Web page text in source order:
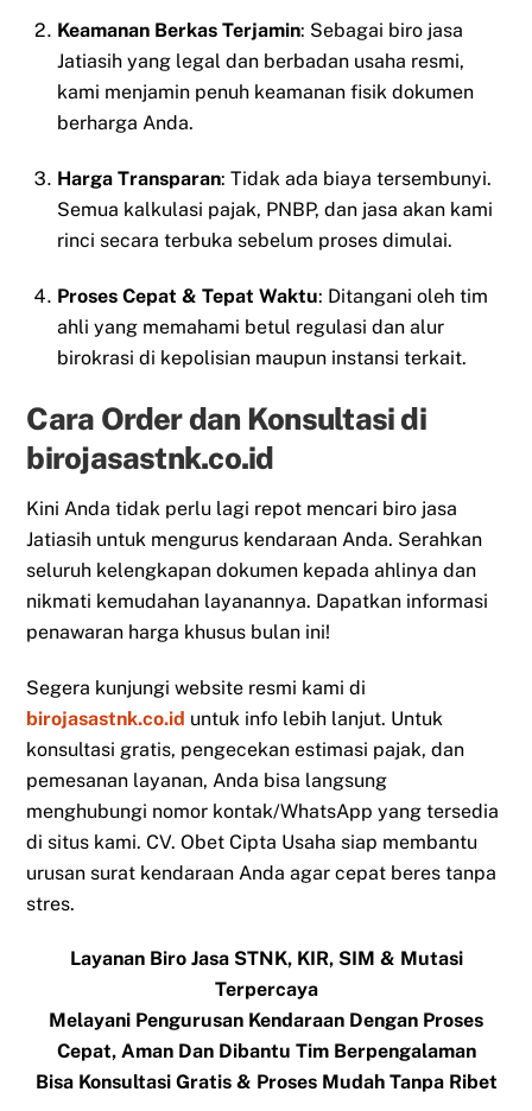
Keamanan Berkas Terjamin: Sebagai biro jasa
Jatiasih yang legal dan berbadan usaha resmi,
kami menjamin penuh keamanan fisik dokumen
berharga Anda.
Harga Transparan: Tidak ada biaya tersembunyi.
Semua kalkulasi pajak, PNBP, dan jasa akan kami
rinci secara terbuka sebelum proses dimulai.
Proses Cepat & Tepat Waktu: Ditangani oleh tim
ahli yang memahami betul regulasi dan alur
birokrasi di kepolisian maupun instansi terkait.
Cara Order dan Konsultasi di
birojasastnk.co.id
Kini Anda tidak perlu lagi repot mencari biro jasa
Jatiasih untuk mengurus kendaraan Anda. Serahkan
seluruh kelengkapan dokumen kepada ahlinya dan
nikmati kemudahan layanannya. Dapatkan informasi
penawaran harga khusus bulan ini!
Segera kunjungi website resmi kami di
birojasastnk.co.id untuk info lebih lanjut. Untuk
konsultasi gratis, pengecekan estimasi pajak, dan
pemesanan layanan, Anda bisa langsung
menghubungi nomor kontak/WhatsApp yang tersedia
di situs kami. CV. Obet Cipta Usaha siap membantu
urusan surat kendaraan Anda agar cepat beres tanpa
stres.
Layanan Biro Jasa STNK, KIR, SIM & Mutasi
Terpercaya
Melayani Pengurusan Kendaraan Dengan Proses
Cepat, Aman Dan Dibantu Tim Berpengalaman
Bisa Konsultasi Gratis & Proses Mudah Tanpa Ribet